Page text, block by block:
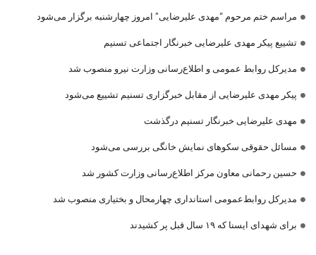
مراسم ختم مرحوم “مهدی علیرضایی” امروز چهارشنبه برگزار می‌شود
تشییع پیکر مهدی علیرضایی خبرنگار اجتماعی تسنیم
مدیرکل روابط عمومی و اطلاع‌رسانی وزارت نیرو منصوب شد
پیکر مهدی علیرضایی از مقابل خبرگزاری تسنیم تشییع می‌شود
مهدی علیرضایی خبرنگار تسنیم درگذشت
مسائل حقوقی سکوهای نمایش خانگی بررسی می‌شود
حسین رحمانی معاون مرکز اطلاع‌رسانی وزارت کشور شد
مدیرکل روابط‌عمومی استانداری چهارمحال و بختیاری منصوب شد
برای شهدای ایسنا که ۱۹ سال قبل پر کشیدند